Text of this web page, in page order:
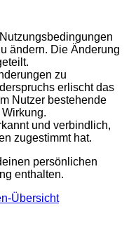
ändern. Die Änderung
zu
erlischt das
Nutzer bestehende
und verbindlich,
zugestimmt hat.
persönlichen
enthalten.
Übersicht